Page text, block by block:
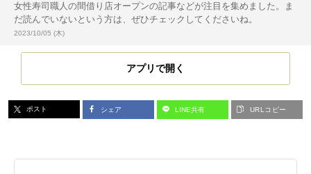
女性寿司職人の間借り店オープンの記事などが注目を集めました。ま
だ読んでいないという方は、ぜひチェックしてくださいね。
投稿日:
2023/10/05 (木)
アプリで開く
ポスト シェア LINE共有 URLコピー